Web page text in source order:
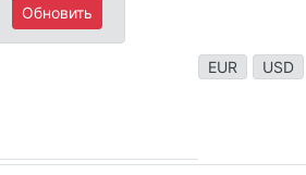
Обновить
EUR USD